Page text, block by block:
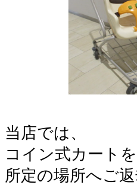
当店では、
コイン式カートを
所定の場所へご